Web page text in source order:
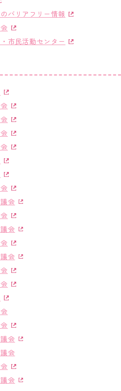
バリアフリー情報
市民活動センター
会
会
会
会
会
会